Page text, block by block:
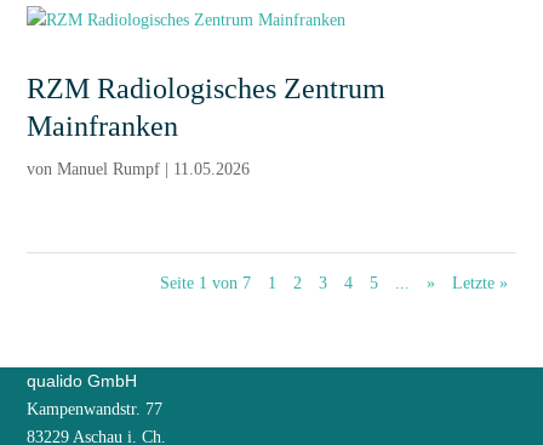
RZM Radiologisches Zentrum
Mainfranken
vonManuel Rumpf 11.05.2026
Seite 1 von 7 1 2 3 4 5 ... » Letzte »
qualido GmbH
Kampenwandstr. 77
83229 Aschau i. Ch.